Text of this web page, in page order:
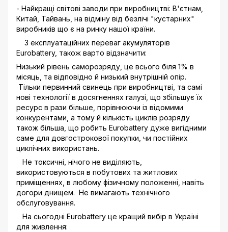
- Найкращі світові заводи при виробництві: В'єтнам,
Китай, Тайвань, на відміну від безлічі "кустарних"
виробників що є на ринку нашої країни.
З експлуатаційних переваг акумуляторів
Eurobattery, також варто відзначити:
Низький рівень саморозряду, це всього біля 1% в
місяць, та відповідно й низький внутрішній опір.
Тільки первинний свинець при виробництві, та самі
нові технології в досягненнях галузі, що збільшує їх
ресурс в рази більше, порівнюючи із відомими
конкурентами, а тому й кількість циклів розряду
також більша, що робить Eurobattery дуже вигідними
саме для довгострокової покупки, чи постійних
циклічних використань.
Не токсичні, нічого не виділяють,
використовуються в побутових та житлових
приміщеннях, в любому фізичному положенні, навіть
догори днищем. Не вимагають технічного
обслуговування.
На сьогодні Eurobattery це кращий вибір в Україні
для живлення: